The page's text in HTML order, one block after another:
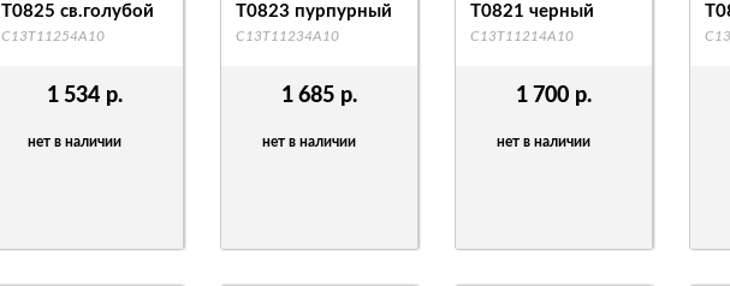
1 534 р.
нет в наличии
T0825 св.голубой
C13T11254A10
1 685 р.
нет в наличии
T0823 пурпурный
C13T11234A10
1 700 р.
нет в наличии
T0821 черный
C13T11214A10